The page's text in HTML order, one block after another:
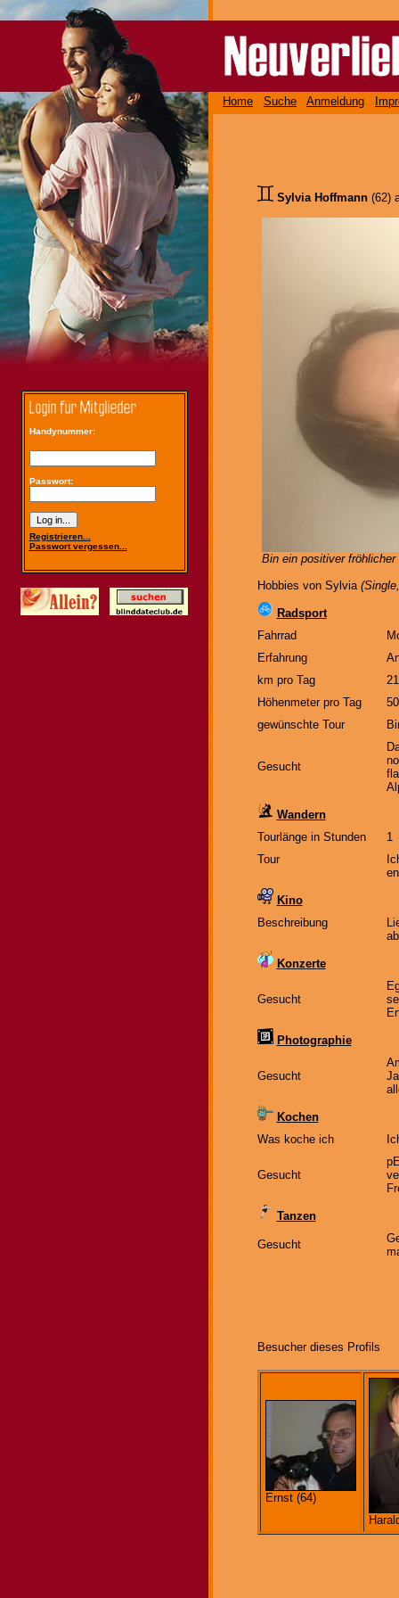
Handynummer:
Passwort:
Registrieren...
Passwort vergessen...
Home Suche Anmeldung
Sylvia Hoffmann(62)
Bin ein positiver
Hobbies von Sylvia
Radsport
Fahrrad
Erfahrung
km pro Tag
Höhenmeter pro Tag
gewünschte Tour
Gesucht
Wandern
Tourlänge in Stunden
1
Tour
Kino
Beschreibung
Konzerte
Gesucht
Photographie
Gesucht
Kochen
Was koche ich
Gesucht
Tanzen
Gesucht
Besucher dieses Profils
Ernst (64)